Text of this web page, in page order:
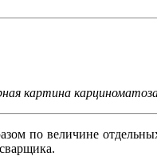
картина
по величине